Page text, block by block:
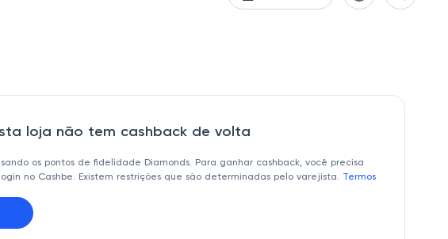
loja não tem cashback de volta
os pontos de fidelidade Diamonds. Para ganhar cashback, você precisa
no Cashbe. Existem restrições que são determinadas pelo varejista. Termos